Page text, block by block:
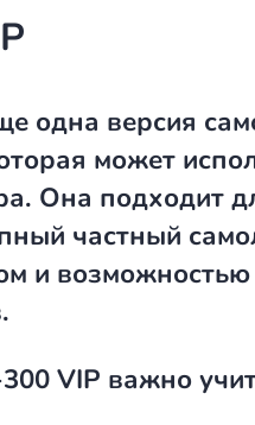
одна версия
может
Она подходит
частный
и возможностью
VIP важно